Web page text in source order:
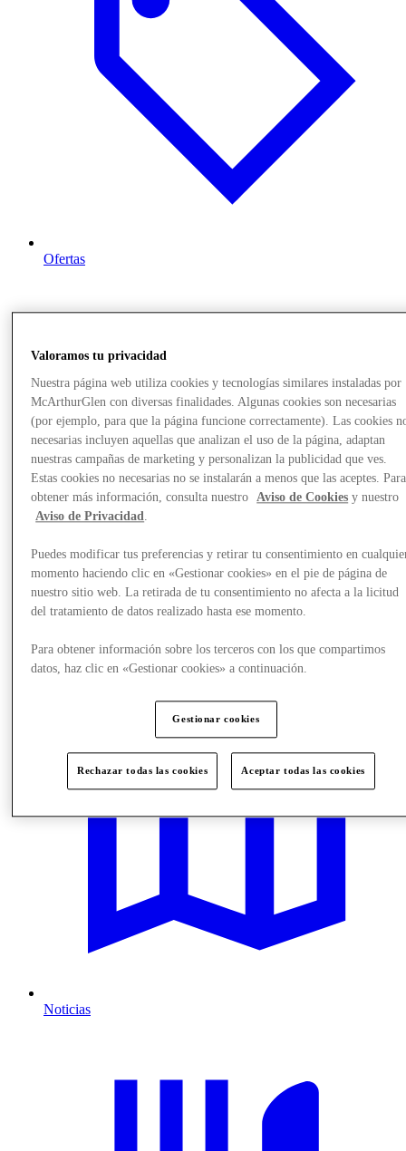
Ofertas
Noticias
Valoramos tu privacidad
Nuestra página web utiliza cookies y tecnologías similares instaladas por
McArthurGlen con diversas finalidades. Algunas cookies son necesarias
(por ejemplo, para que la página funcione correctamente). Las cookies
necesarias incluyen aquellas que analizan el uso de la página, adaptan
nuestras campañas de marketing y personalizan la publicidad que ves.
Estas cookies no necesarias no se instalarán a menos que las aceptes. Para
obtener más información, consulta nuestro
Aviso de Cookies y nuestro
Aviso de Privacidad.
Puedes modificar tus preferencias y retirar tu consentimiento en
momento haciendo clic en «Gestionar cookies» en el pie de página de
nuestro sitio web. La retirada de tu consentimiento no afecta a la licitud
del tratamiento de datos realizado hasta ese momento.
Para obtener información sobre los terceros con los que compartimos
datos, haz clic en «Gestionar cookies» a continuación.
Gestionar cookies
Rechazar todas las cookies Aceptar todas las cookies